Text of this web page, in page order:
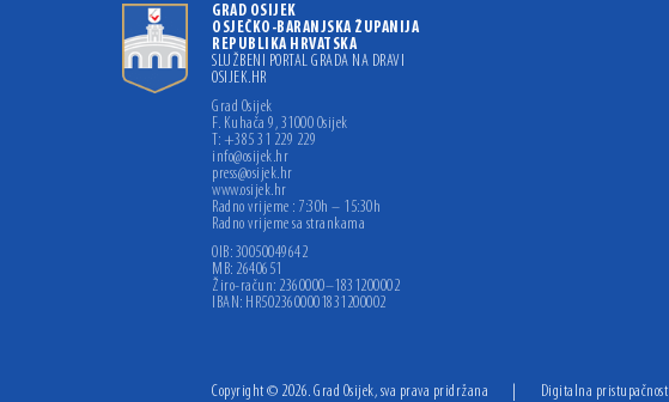
GRAD OSIJEK
OSJEČKO-BARANJSKA ŽUPANIJA
REPUBLIKA HRVATSKA
SLUŽBENI PORTAL GRADA NA DRAVI
OSIJEK.HR
Grad Osijek
F. Kuhača 9, 31000 Osijek
T: +385 31 229 229
info@osijek.hr
press@osijek.hr
www.osijek.hr
Radno vrijeme : 7:30h – 15:30h
Radno vrijeme sa strankama
OIB: 30050049642
MB: 2640651
Žiro-račun: 2360000–1831200002
IBAN: HR5023600001831200002
Copyright © 2026. Grad Osijek, sva prava pridržana Digitalna pristupačnost